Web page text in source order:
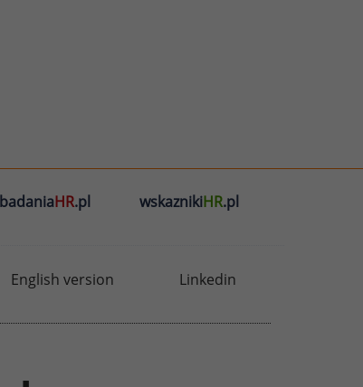
badaniaHR.pl wskaznikiHR.pl
English version Linkedin